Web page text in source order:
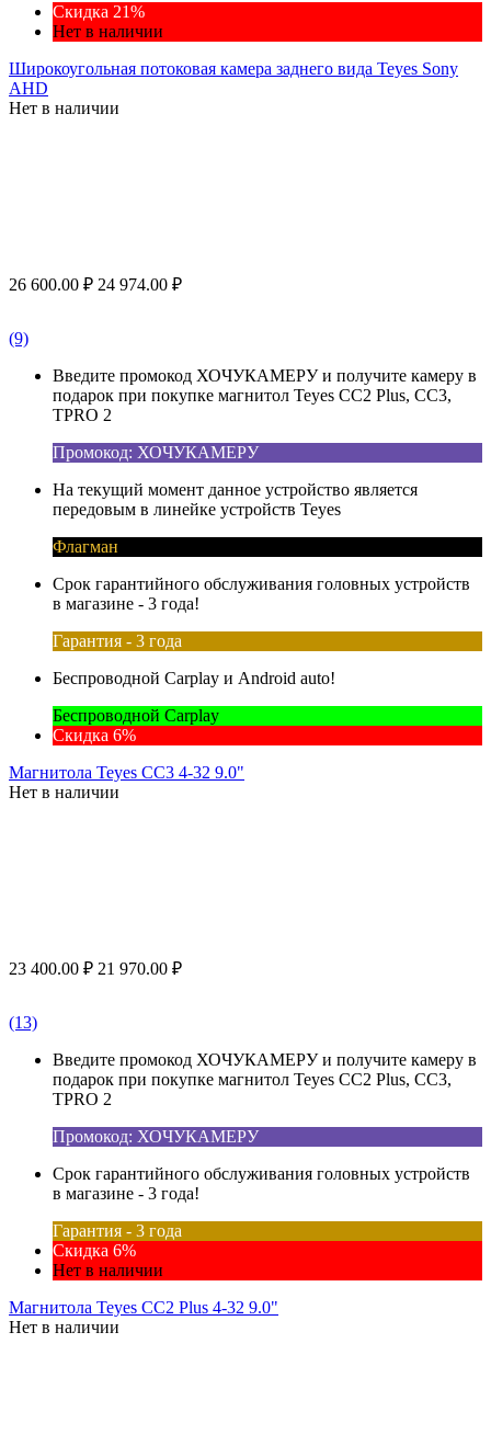
Скидка 21%
Нет в наличии
Широкоугольная потоковая камера заднего вида Teyes Sony
AHD
Нет в наличии
26 600.00 ₽ 24 974.00 ₽
(9)
Введите промокод ХОЧУКАМЕРУ и получите камеру в
подарок при покупке магнитол Teyes CC2 Plus, CC3,
TPRO 2
Промокод: ХОЧУКАМЕРУ
На текущий момент данное устройство является
передовым в линейке устройств Teyes
Флагман
Срок гарантийного обслуживания головных устройств
в магазине - 3 года!
Гарантия - 3 года
Беспроводной Carplay и Android auto!
Беспроводной Carplay
Скидка 6%
Магнитола Teyes CC3 4-32 9.0"
Нет в наличии
23 400.00 ₽ 21 970.00 ₽
(13)
Введите промокод ХОЧУКАМЕРУ и получите камеру в
подарок при покупке магнитол Teyes CC2 Plus, CC3,
TPRO 2
Промокод: ХОЧУКАМЕРУ
Срок гарантийного обслуживания головных устройств
в магазине - 3 года!
Гарантия - 3 года
Скидка 6%
Нет в наличии
Магнитола Teyes CC2 Plus 4-32 9.0"
Нет в наличии